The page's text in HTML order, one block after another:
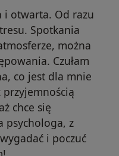
i otwarta. Od razu
Spotkania
można
Czułam
co jest dla mnie
chce się
psychologa, z
i poczuć